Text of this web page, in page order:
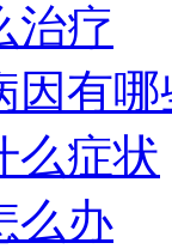
治疗
因有哪
么症状
么办